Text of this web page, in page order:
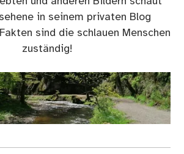
in seinem privaten Blog
sind die schlauen Menschen
zuständig!